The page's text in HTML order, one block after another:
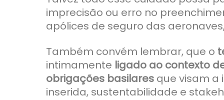
imprecisão ou erro no
apólices de seguro das
Também convém lembrar, que o
intimamente ligado ao contexto
obrigações basilares que visam a
inserida, sustentabilidade e